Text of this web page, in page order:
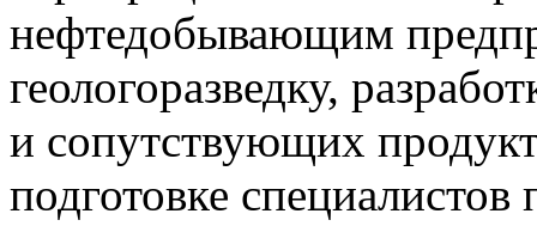
нефтедобывающим
геологоразведку,
и сопутствующих
подготовке